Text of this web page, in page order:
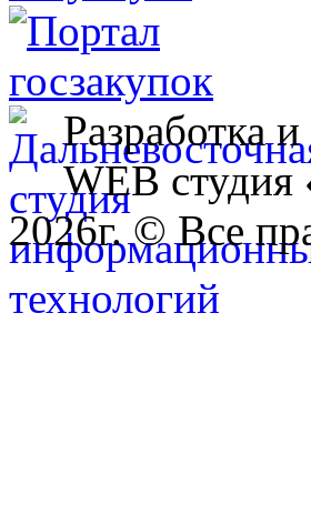
Разработка
WEB
2026г. © Все